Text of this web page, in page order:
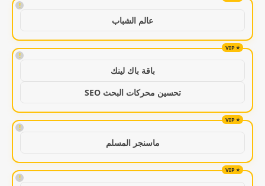
!
عالم الشباب
!
باقة باك لينك
تحسين محركات البحث SEO
!
ماسنجر المسلم
!